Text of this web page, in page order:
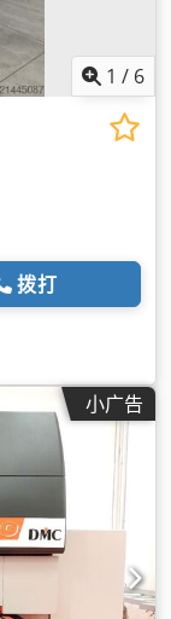
1 / 6
拨打
小广告